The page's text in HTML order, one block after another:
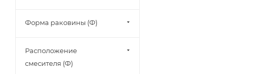
Форма раковины (Ф)
Расположение
смесителя (Ф)